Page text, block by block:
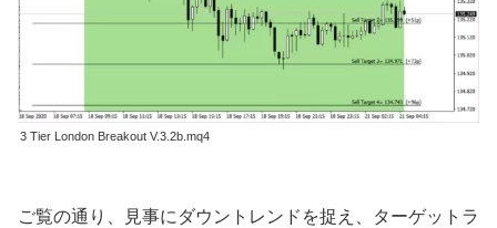
3 Tier London Breakout V.3.2b.mq4
ご覧の通り、見事にダウントレンドを捉え、ターゲットラ